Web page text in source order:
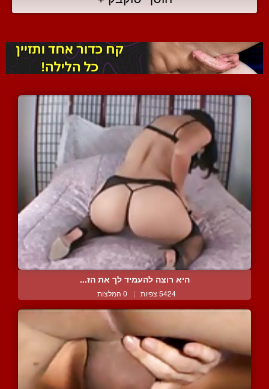
היא רוצה להעמיד לך את הז...
5424 צפיות | 0 המלצות